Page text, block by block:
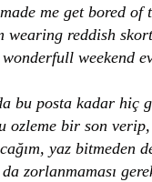
me get bored of
reddish
weekend
bu posta kadar hiç
bir son
yaz bitmeden
zorlanmaması